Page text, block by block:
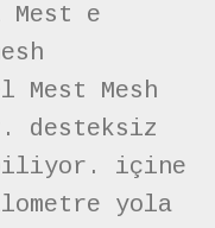
Mest e
Mesh
desteksiz
içine
yola